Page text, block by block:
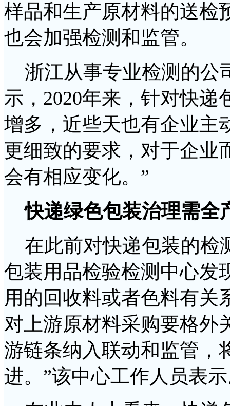
样品和生产原材料的送检
也会加强检测和监管。
浙江从事专业检测的公
示，2020年来，针对快
增多，近些天也有企业主
更细致的要求，对于企业
会有相应变化。”
快递绿色包装治理需全
在此前对快递包装的检
包装用品检验检测中心发
用的回收料或者色料有关
对上游原材料采购要格外
游链条纳入联动和监管，
进。”该中心工作人员表